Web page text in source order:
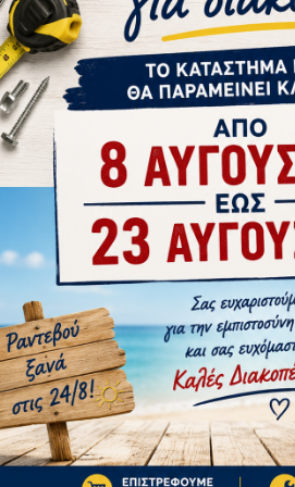
Email
μαύρο λάστιχο με μεταλλική
ΣΤΗΝ ΄ΙΔΙΑ